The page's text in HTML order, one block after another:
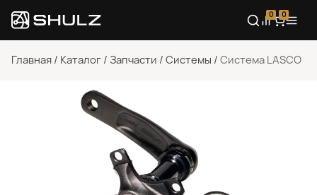
0 0
Главная / Каталог / Запчасти / Системы / Система LASCO